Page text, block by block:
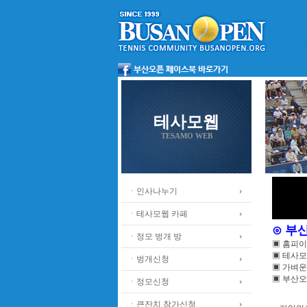
테사모웹
TESAMO WEB
ㆍ인사나누기
ㆍ테사모웹 카페
ㆍ정모 벙개 방
ㆍ벙개신청
ㆍ정모신청
ㆍ큰잔치 참가신청
⊙ 부
▣ 홈피
▣ 테사
▣ 가벼
▣ 부산